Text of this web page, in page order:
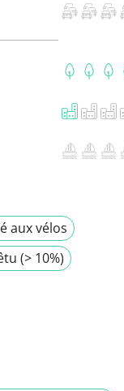
aux vélos
(> 10%)